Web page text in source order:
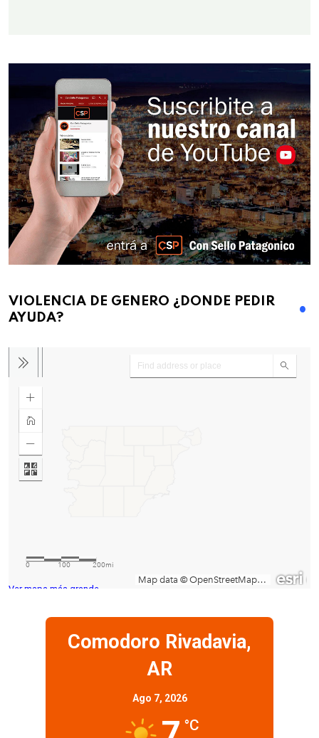
VIOLENCIA DE GENERO ¿DONDE PEDIR
AYUDA?
Ver mapa más grande
Comodoro Rivadavia,
AR
Ago 7, 2026
°C